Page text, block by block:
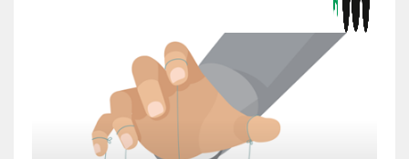
Dernières actualités